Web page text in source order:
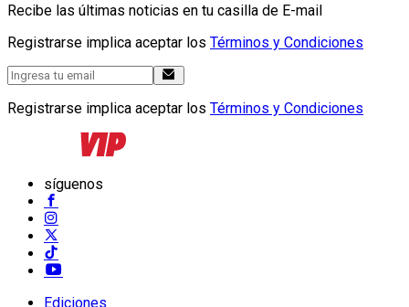
Recibe las últimas noticias en tu casilla de E-mail
Registrarse implica aceptar los Términos y Condiciones
Registrarse implica aceptar los Términos y Condiciones
síguenos
Ediciones